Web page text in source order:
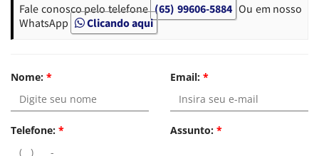
Fale conosco pelo telefone (65) 99606-5884 Ou em nosso
WhatsApp
Clicando aqui
Nome: * Email: *
Telefone: * Assunto: *